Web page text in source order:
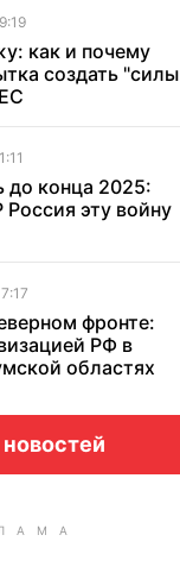
как и почему
создать "силы
конца 2025:
эту войну
фронте:
РФ в
областях